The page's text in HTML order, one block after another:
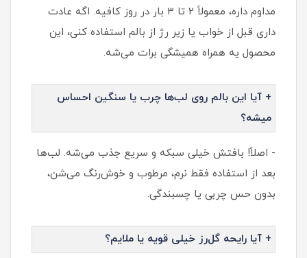
مداوم داره، معمولاً ۲ تا ۳ بار در روز کافیه. اگه عادت
داری قبل از خواب یا زیر رژ از بالم استفاده کنی، این
محصول یه همراه همیشگی برات می‌شه.
+ آیا این بالم روی لب‌ها چرب یا سنگین احساس
میشه؟
- اصلاً! بافتش خیلی سبکه و سریع جذب می‌شه. لب‌ها
بعد از استفاده فقط نرم، مرطوب و خوش‌رنگ می‌شن،
بدون حس چربی یا چسبندگی.
+ آیا رایحه گل‌رز خیلی قویه یا ملایم؟